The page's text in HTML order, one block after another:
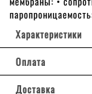
Характеристики
Оплата
Доставка